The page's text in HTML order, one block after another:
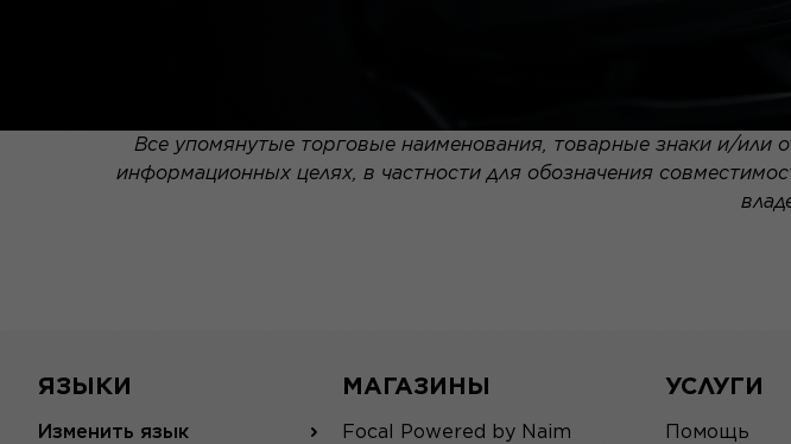
Все упомянутые торговые наименования, товарные знаки и/или
информационных целях, в частности для обозначения
ЯЗЫКИ
Изменить язык
МАГАЗИНЫ
Focal Powered by Naim
УСЛУГИ
Помощь